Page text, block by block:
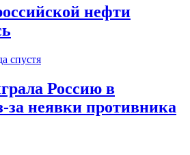
нефти
спустя
Россию в
за неявки противника